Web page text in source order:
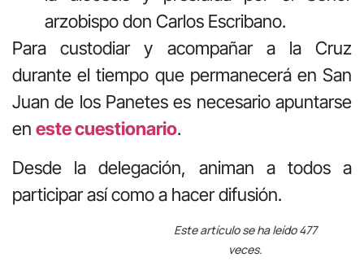
arzobispo don Carlos Escribano.
Para custodiar y acompañar a la Cruz
durante el tiempo que permanecerá en San
Juan de los Panetes es necesario apuntarse
en este cuestionario.
Desde la delegación, animan a todos a
participar así como a hacer difusión.
Este artículo se ha leído 477
veces.